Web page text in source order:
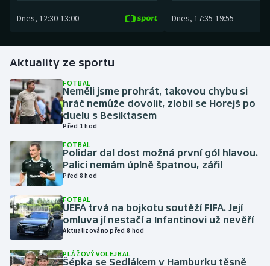
Gymnastika
Házená
Jezdectví
Judo
Krasobruslení
Lezení
Lyže a snowboard
Dnes, 12:30-13:00 Dnes, 17:35-19:55
Aktuality ze sportu
FOTBAL
Neměli jsme prohrát, takovou chybu si
hráč nemůže dovolit, zlobil se Horejš po
duelu s Besiktasem
Před 1 hod
FOTBAL
Polidar dal dost možná první gól hlavou.
Palici nemám úplně špatnou, zářil
Před 8 hod
FOTBAL
UEFA trvá na bojkotu soutěží FIFA. Její
omluva jí nestačí a Infantinovi už nevěří
Aktualizováno před 8 hod
PLÁŽOVÝ VOLEJBAL
Šépka se Sedlákem v Hamburku těsně